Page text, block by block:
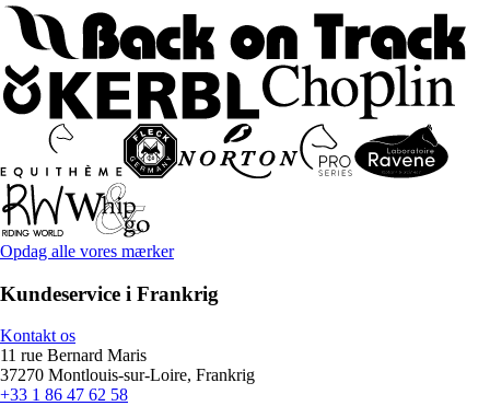
Opdag alle vores mærker
Kundeservice i Frankrig
Kontakt os
11 rue Bernard Maris
37270 Montlouis-sur-Loire, Frankrig
+33 1 86 47 62 58